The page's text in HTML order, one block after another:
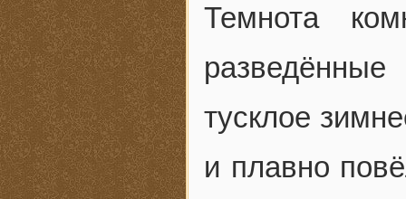
Темнота
разведённые
тусклое
и плавно